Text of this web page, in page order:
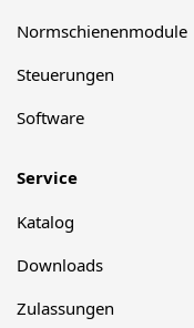
Normschienenmodule
Steuerungen
Software
Service
Katalog
Downloads
Zulassungen